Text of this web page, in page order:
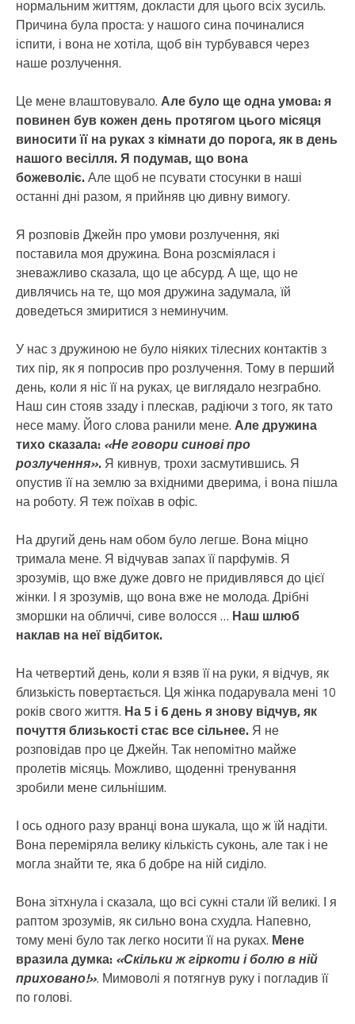
нормальним життям, докласти для цього всіх зусиль.
Причина була проста: у нашого сина починалися
іспити, і вона не хотіла, щоб він турбувався через
наше розлучення.
Це мене влаштовувало. Але було ще одна умова: я
повинен був кожен день протягом цього місяця
виносити її на руках з кімнати до порога, як в день
нашого весілля. Я подумав, що вона
божеволіє.Але щоб не псувати стосунки в наші
останні дні разом, я прийняв цю дивну вимогу.
Я розповів Джейн про умови розлучення, які
поставила моя дружина. Вона розсміялася і
зневажливо сказала, що це абсурд. А ще, що не
дивлячись на те, що моя дружина задумала, їй
доведеться змиритися з неминучим.
У нас з дружиною не було ніяких тілесних контактів з
тих пір, як я попросив про розлучення. Тому в перший
день, коли я ніс її на руках, це виглядало незграбно.
Наш син стояв ззаду і плескав, радіючи з того, як тато
несе маму. Його слова ранили мене. Але дружина
тихо сказала: «Не говори синові про
розлучення». Я кивнув, трохи засмутившись. Я
опустив її на землю за вхідними дверима, і вона пішла
на роботу. Я теж поїхав в офіс.
На другий день нам обом було легше. Вона міцно
тримала мене. Я відчував запах її парфумів. Я
зрозумів, що вже дуже довго не придивлявся до цієї
жінки. І я зрозумів, що вона вже не молода. Дрібні
зморшки на обличчі, сиве волосся … Наш шлюб
наклав на неї відбиток.
На четвертий день, коли я взяв її на руки, я відчув, як
близькість повертається. Ця жінка подарувала мені 10
років свого життя. На 5 і 6 день я знову відчув, як
почуття близькості стає все сільнее. Я не
розповідав про це Джейн. Так непомітно майже
пролетів місяць. Можливо, щоденні тренування
зробили мене сильнішим.
І ось одного разу вранці вона шукала, що ж їй надіти.
Вона переміряла велику кількість суконь, але так і не
могла знайти те, яка б добре на ній сиділо.
Вона зітхнула і сказала, що всі сукні стали їй великі. І я
раптом зрозумів, як сильно вона схудла. Напевно,
тому мені було так легко носити її на руках. Мене
вразила думка: «Скільки ж гіркоти і болю в ній
приховано!». Мимоволі я потягнув руку і погладив її
по голові.